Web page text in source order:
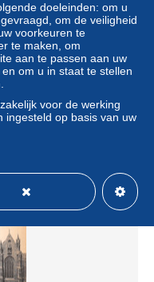
D/0345
Professioneel handelaar
doeleinden: om u
om de veiligheid
voorkeuren te
te maken, om
aan te passen aan uw
om u in staat te stellen
voor de werking
ingesteld op basis van uw